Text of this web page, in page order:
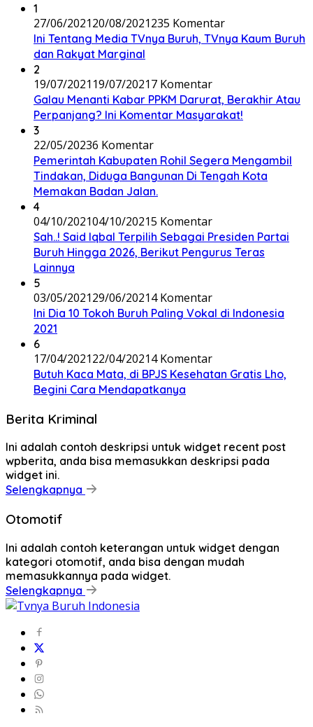
1
27/06/202120/08/2021235 Komentar
Ini Tentang Media TVnya Buruh, TVnya Kaum Buruh
dan Rakyat Marginal
2
19/07/2021 19/07/20217 Komentar
Galau Menanti Kabar PPKM Darurat, Berakhir Atau
Perpanjang? Ini Komentar Masyarakat!
3
22/05/20236 Komentar
Pemerintah Kabupaten Rohil Segera Mengambil
Tindakan, Diduga Bangunan Di Tengah Kota
Memakan Badan Jalan.
4
04/10/202104/10/20215 Komentar
Sah..! Said Iqbal Terpilih Sebagai Presiden Partai
Buruh Hingga 2026, Berikut Pengurus Teras
Lainnya
5
03/05/202129/06/20214 Komentar
Ini Dia 10 Tokoh Buruh Paling Vokal di Indonesia
2021
6
17/04/202122/04/20214 Komentar
Butuh Kaca Mata, di BPJS Kesehatan Gratis Lho,
Begini Cara Mendapatkanya
Berita Kriminal
Ini adalah contoh deskripsi untuk widget recent post
wpberita, anda bisa memasukkan deskripsi pada
widget ini.
Selengkapnya
Otomotif
Ini adalah contoh keterangan untuk widget dengan
kategori otomotif, anda bisa dengan mudah
memasukkannya pada widget.
Selengkapnya